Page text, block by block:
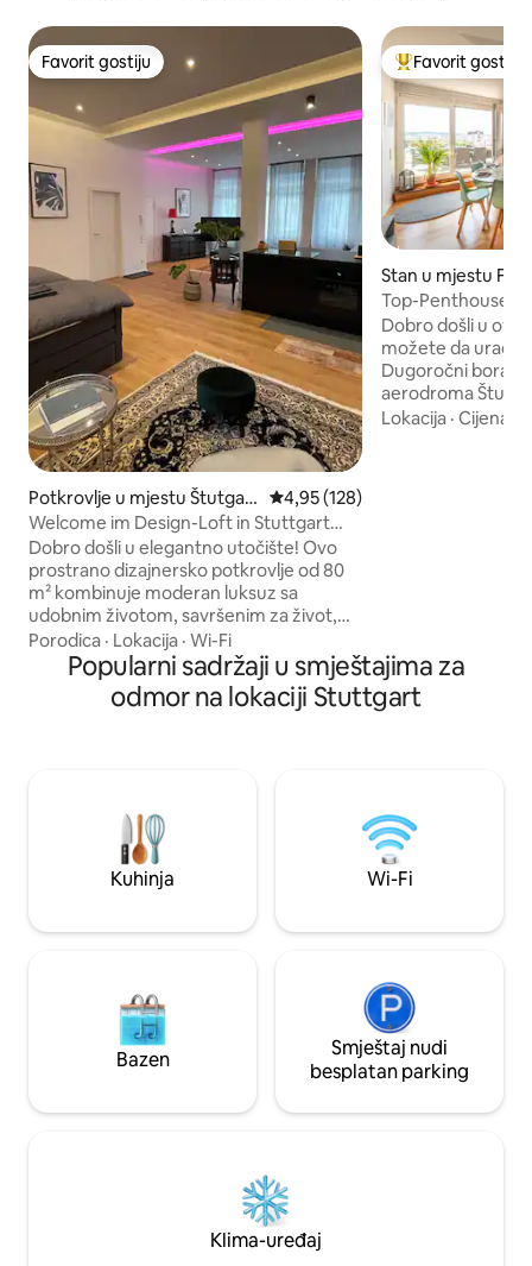
Favorit gostiju
Favorit gostiju
Potkrovlje u mjestu Štutgart
-Zapad
prosječna ocjena 4,95 od 5,
4,95 (128)
Welcome im Design-Loft in Stuttgart
West
Dobro došli u elegantno utočište! Ovo
prostrano dizajnersko potkrovlje od 80
m² kombinuje moderan luksuz sa
udobnim životom, savršenim za život,
rad ili opuštanje. 🏡 Otvorite tlocrt za
jedinstven životni ambijent Dizajnerska
🍽 kuhinja – potpuno opremljena 🛋
Elegantan dizajnerski namještaj u
udobnosti, dizajnu i najboljoj lokaciji u
Štutgartu na zapadu!
Porodica · Lokacija · Wi-Fi
Glavni favorit
Favorit gostiju
Stan u mjestu
Top-Penthouse
Airport | Terasa
Dobro došli u
možete da
Dugoročni
aerodroma
4 bračna kreveta
Lokacija ·Cijena
Popularni sadržaji u smještajima za
odmor na lokaciji Stuttgart
Kuhinja Wi-Fi
Bazen
Smještaj nudi
besplatan parking
Klima-uređaj